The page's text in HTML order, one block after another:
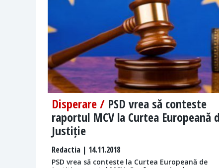
Disperare / PSD vrea să conteste
raportul MCV la Curtea Europeană
Justiție
Redactia | 14.11.2018
PSD vrea să conteste la Curtea Europeană de